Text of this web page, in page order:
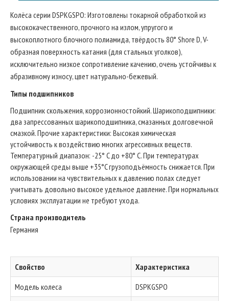
Колёса серии DSPKGSPO: Изготовлены токарной обработкой из
высококачественного, прочного на излом, упругого и
высокоплотного блочного полиамида, твёрдость 80° Shore D, V-
образная поверхность катания (для стальных уголков),
исключительно низкое сопротивление качению, очень устойчивы к
абразивному износу, цвет натурально-бежевый.
Типы подшипников
Подшипник скольжения, коррозионностойкий. Шарикоподшипники:
два запрессованных шарикоподшипника, смазанных долговечной
смазкой. Прочие характеристики: Высокая химическая
устойчивость к воздействию многих агрессивных веществ.
Температурный диапазон: -25° C до +80° C. При температурах
окружающей среды выше +35°C грузоподъёмность снижается. При
использовании на чувствительных к давлению полах следует
учитывать довольно высокое удельное давление. При нормальных
условиях эксплуатации не требуют ухода.
Страна производитель
Германия
Свойство
Характеристика
Модель колеса
DSPKGSPO